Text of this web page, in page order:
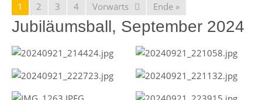
1 2 3 4 Vorwärts Ende »
Jubiläumsball, September 2024